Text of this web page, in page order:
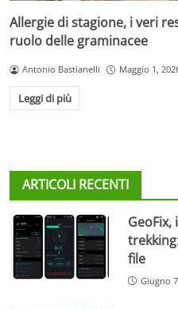
Allergie di stagione, i veri
ruolo delle graminacee
Antonio Bastianelli Maggio 1,
Leggi di più
ARTICOLI RECENTI
file
Giugno